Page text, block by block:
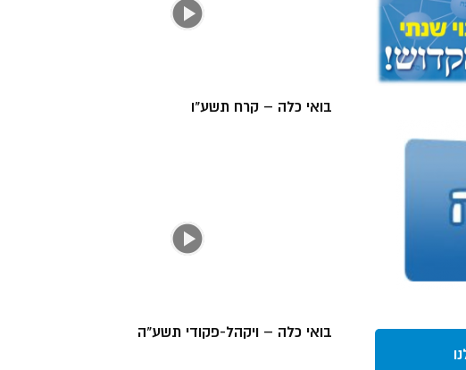
בואי כלה – קרח תשע"ו
בואי כלה – ויקהל-פקודי תשע"ה